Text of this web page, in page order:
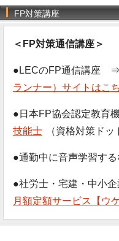
FP対策講座
＜FP対策通信講座＞
●LECのFP通信講座
ランナー）サイトはこ
●日本FP協会認定教
技能士
（資格対策ドッ
●通勤中に音声学習
●社労士・宅建・中小
月額定額サービス【ウ